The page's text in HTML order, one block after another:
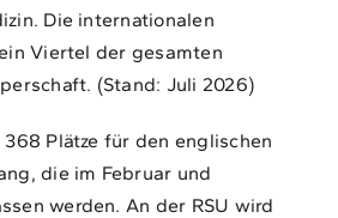
Die internationalen
Viertel der gesamten
(Stand: Juli 2026)
Plätze für den englischen
die im Februar und
werden. An der RSU wird